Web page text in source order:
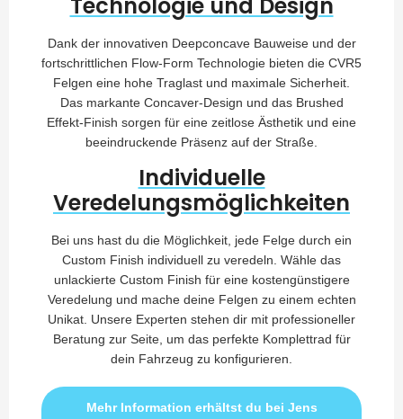
Dank der innovativen Deepconcave Bauweise und der
fortschrittlichen Flow-Form Technologie bieten die CVR5
Felgen eine hohe Traglast und maximale Sicherheit.
Das markante Concaver-Design und das Brushed
Effekt-Finish sorgen für eine zeitlose Ästhetik und eine
beeindruckende Präsenz auf der Straße.
Individuelle
Veredelungsmöglichkeiten
Bei uns hast du die Möglichkeit, jede Felge durch ein
Custom Finish individuell zu veredeln. Wähle das
unlackierte Custom Finish für eine kostengünstigere
Veredelung und mache deine Felgen zu einem echten
Unikat. Unsere Experten stehen dir mit professioneller
Beratung zur Seite, um das perfekte Komplettrad für
dein Fahrzeug zu konfigurieren.
Mehr Information erhältst du bei Jens